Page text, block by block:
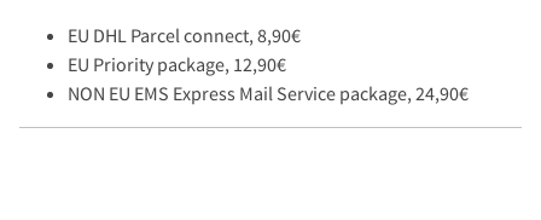
EU DHL Parcel connect, 8,90€
EU Priority package, 12,90€
NON EU EMS Express Mail Service package, 24,90€